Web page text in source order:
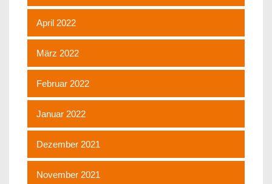
April 2022
März 2022
Februar 2022
Januar 2022
Dezember 2021
November 2021